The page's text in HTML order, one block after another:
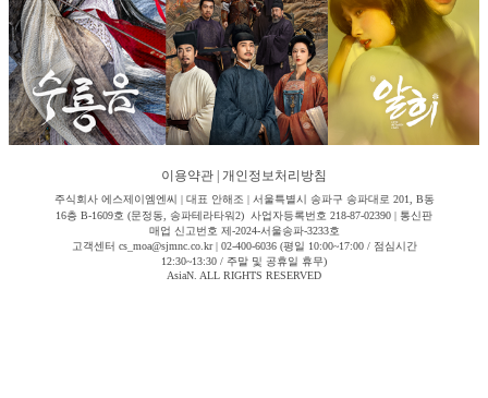
이용약관 개인정보처리방침
주식회사 에스제이엠엔씨 | 대표 안해조 | 서울특별시 송파구 송파대로 201, B동
16층 B-1609호 (문정동, 송파테라타워2) 사업자등록번호 218-87-02390 | 통신판
매업 신고번호 제-2024-서울송파-3233호
고객센터 cs_moa@sjmnc.co.kr | 02-400-6036 (평일 10:00~17:00 / 점심시간
12:30~13:30 / 주말 및 공휴일 휴무)
AsiaN. ALL RIGHTS RESERVED